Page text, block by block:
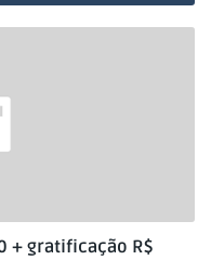
+ gratificação R$